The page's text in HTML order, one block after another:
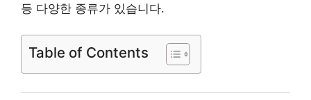
등 다양한 종류가 있습니다.
Table of Contents